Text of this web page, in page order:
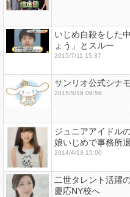
いじめ自殺をした
ょう」とスルー
2015/7/11 15:37
サンリオ公式シナ
2015/5/19 09:59
ジュニアアイドル
娘いじめで事務所
2014/4/13 15:00
二世タレント活躍
慶応NY校へ